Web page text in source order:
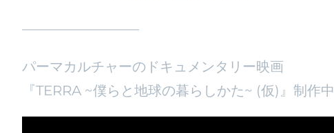
————————–
パーマカルチャーのドキュメンタリー映画
『TERRA ~僕らと地球の暮らしかた~ (仮)』制作中